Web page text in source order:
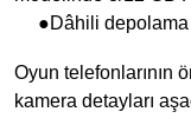
●Dâhili depolama
Oyun telefonlarının
kamera detayları